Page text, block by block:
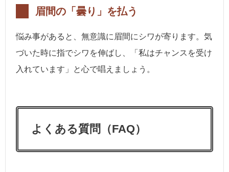
眉間の「曇り」を払う
悩み事があると、無意識に眉間にシワが寄ります。気
づいた時に指でシワを伸ばし、「私はチャンスを受け
入れています」と心で唱えましょう。
よくある質問（FAQ）